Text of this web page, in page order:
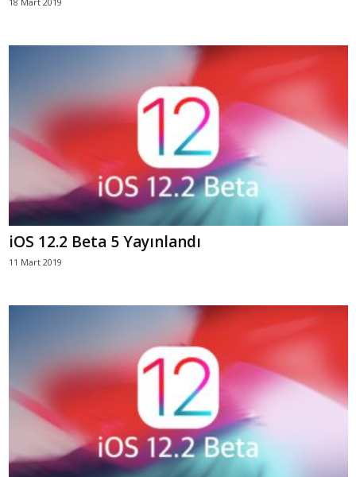
iOS 12.2 Beta 5 Yayınlandı
11 Mart 2019